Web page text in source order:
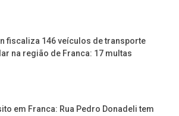
fiscaliza 146 veículos de transporte
na região de Franca: 17 multas
em Franca: Rua Pedro Donadeli tem